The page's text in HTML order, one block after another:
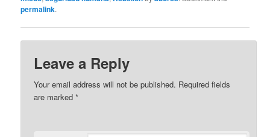
permalink.
Leave a Reply
Your email address will not be published. Required fields
are marked*